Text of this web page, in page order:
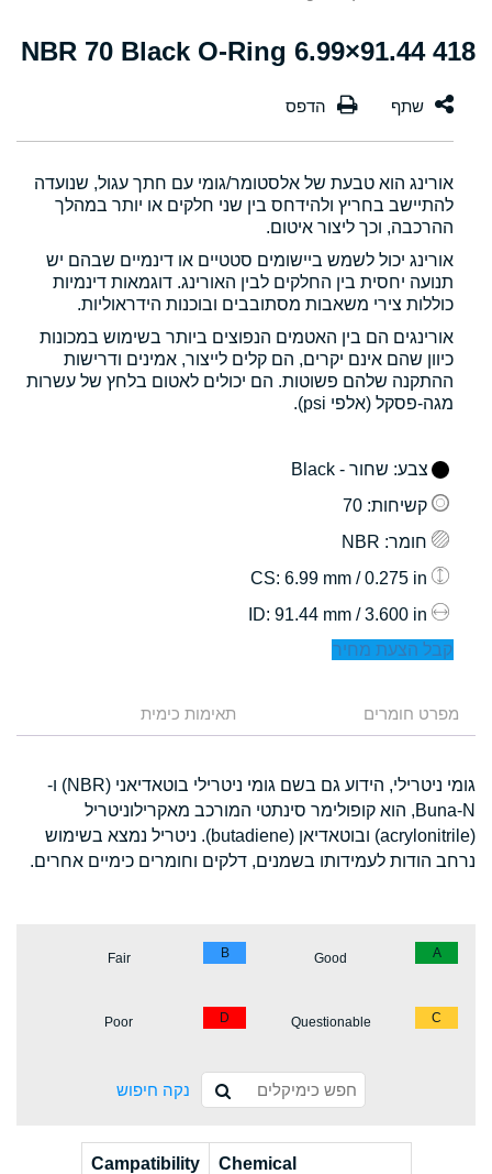
418 91.44×6.99 NBR 70 Black O-Ring
אורינג הוא טבעת של אלסטומר/גומי עם חתך עגול, שנועדה
להתיישב בחריץ ולהידחס בין שני חלקים או יותר במהלך
ההרכבה, וכך ליצור איטום.
אורינג יכול לשמש ביישומים סטטיים או דינמיים שבהם יש
תנועה יחסית בין החלקים לבין האורינג. דוגמאות דינמיות
כוללות צירי משאבות מסתובבים ובוכנות הידראוליות.
אורינגים הם בין האטמים הנפוצים ביותר בשימוש במכונות
כיוון שהם אינם יקרים, הם קלים לייצור, אמינים ודרישות
ההתקנה שלהם פשוטות. הם יכולים לאטום בלחץ של עשרות
מגה-פסקל (אלפי psi).
צבע: שחור - Black
קשיחות: 70
חומר: NBR
: 6.99 mm / 0.275 in
: 91.44 mm / 3.600 in
קבל הצעת מחיר
מפרט חומרים תאימות כימית
גומי ניטרילי, הידוע גם בשם גומי ניטרילי בוטאדיאני (NBR) ו-
Buna-N, הוא קופולימר סינתטי המורכב מאקרילוניטריל
(acrylonitrile) ובוטאדיאן (butadiene). ניטריל נמצא בשימוש
נרחב הודות לעמידותו בשמנים, דלקים וחומרים כימיים אחרים.
A
Good
B
Fair
C
Questionable
D
Poor
נקה חיפוש
Chemical
Campatibility